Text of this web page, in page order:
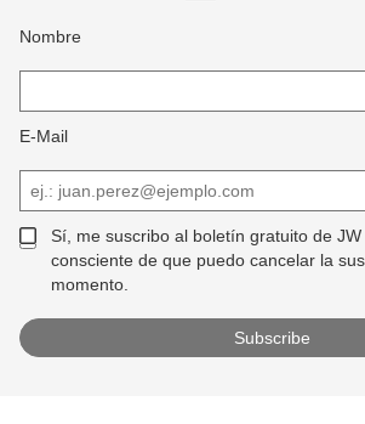
Nombre
E-Mail
Sí, me suscribo al boletín gratuito de
consciente de que puedo cancelar la
momento.